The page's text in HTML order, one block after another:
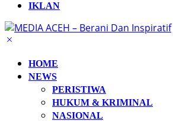
IKLAN
HOME
NEWS
PERISTIWA
HUKUM & KRIMINAL
NASIONAL